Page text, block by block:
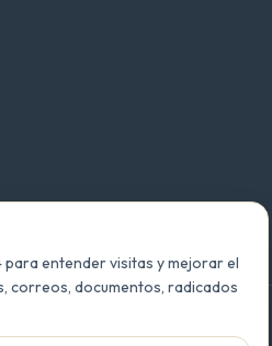
del Viento, Córdoba · Colombia
Playas del Viento —
para entender visitas y mejorar el
correos, documentos, radicados